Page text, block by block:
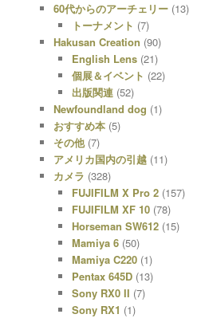
60代からのアーチェリー (13)
トーナメント (7)
Hakusan Creation (90)
English Lens(21)
個展＆イベント (22)
出版関連(52)
Newfoundland dog (1)
おすすめ本 (5)
その他(7)
アメリカ国内の引越 (11)
カメラ (328)
FUJIFILM X Pro 2(157)
FUJIFILM XF 10(78)
Horseman SW612(15)
Mamiya 6(50)
Mamiya C220(1)
Pentax 645D(13)
Sony RX0 II (7)
Sony RX1 (1)